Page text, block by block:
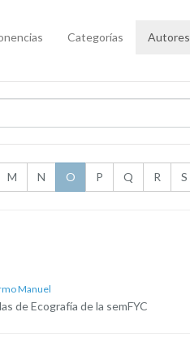
Categorías Autores
M N O P Q R S
Manuel
de Ecografía de la semFYC